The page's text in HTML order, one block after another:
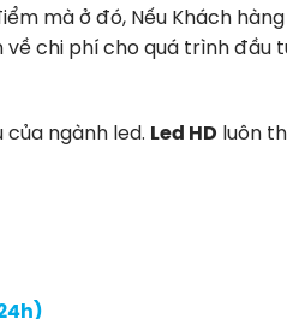
mà ở đó, Nếu Khách
chi phí cho quá trình đầu
ngành led. Led HD luôn